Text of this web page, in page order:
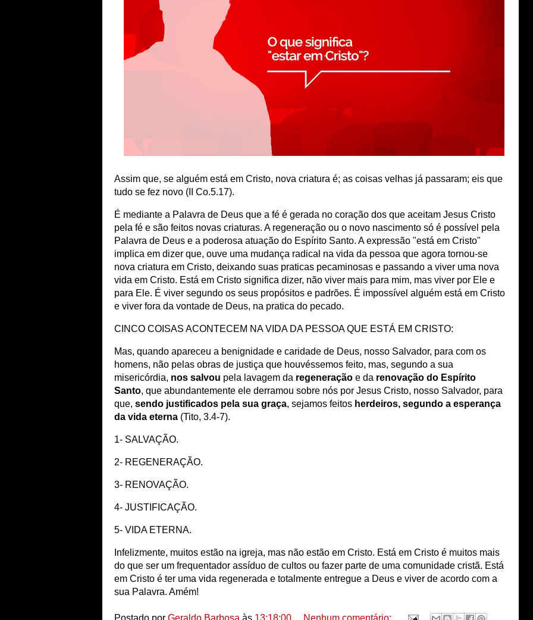
Assim que, se alguém está em Cristo, nova criatura é; as coisas velhas já passaram; eis que
tudo se fez novo (II Co.5.17).
É mediante a Palavra de Deus que a fé é gerada no coração dos que aceitam Jesus Cristo
pela fé e são feitos novas criaturas. A regeneração ou o novo nascimento só é possível pela
Palavra de Deus e a poderosa atuação do Espírito Santo. A expressão "está em Cristo"
implica em dizer que, ouve uma mudança radical na vida da pessoa que agora tornou-se
nova criatura em Cristo, deixando suas praticas pecaminosas e passando a viver uma nova
vida em Cristo. Está em Cristo significa dizer, não viver mais para mim, mas viver por Ele e
para Ele. É viver segundo os seus propósitos e padrões. É impossível alguém está em Cristo
e viver fora da vontade de Deus, na pratica do pecado.
CINCO COISAS ACONTECEM NA VIDA DA PESSOA QUE ESTÁ EM CRISTO:
Mas, quando apareceu a benignidade e caridade de Deus, nosso Salvador, para com os
homens, não pelas obras de justiça que houvéssemos feito, mas, segundo a sua
misericórdia, nos salvou pela lavagem da regeneração e da renovação do Espírito
Santo, que abundantemente ele derramou sobre nós por Jesus Cristo, nosso Salvador, para
que, sendo justificados pela sua graça, sejamos feitos herdeiros, segundo a esperança
da vida eterna (Tito, 3.4-7).
1- SALVAÇÃO.
2- REGENERAÇÃO.
3- RENOVAÇÃO.
4- JUSTIFICAÇÃO.
5- VIDA ETERNA.
Infelizmente, muitos estão na igreja, mas não estão em Cristo. Está em Cristo é muitos mais
do que ser um frequentador assíduo de cultos ou fazer parte de uma comunidade cristã. Está
em Cristo é ter uma vida regenerada e totalmente entregue a Deus e viver de acordo com a
sua Palavra. Amém!
Postado por Geraldo Barbosa às 13:18:00 Nenhum comentário: